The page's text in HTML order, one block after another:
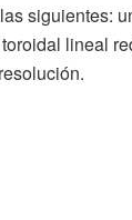
siguientes:
lineal